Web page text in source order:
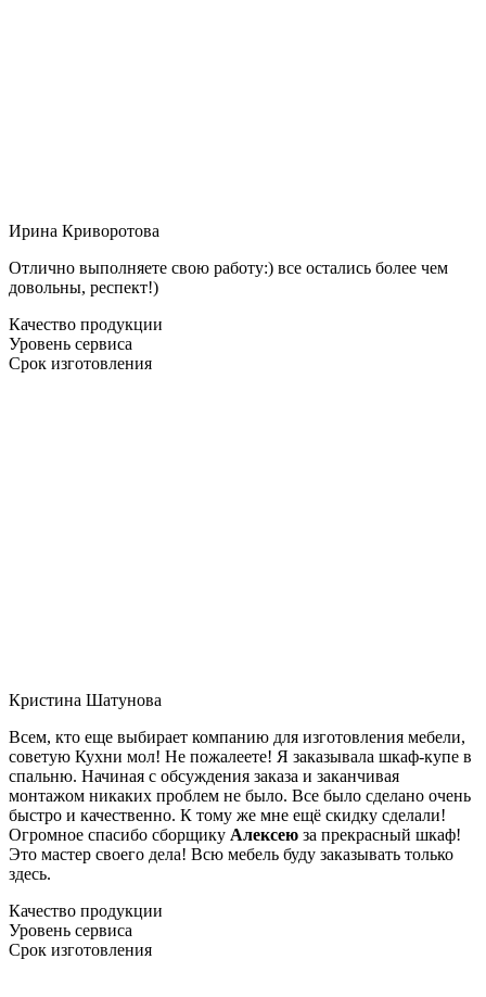
Ирина Криворотова
Отлично выполняете свою работу:) все остались более чем
довольны, респект!)
Качество продукции
Уровень сервиса
Срок изготовления
Кристина Шатунова
Всем, кто еще выбирает компанию для изготовления мебели,
советую Кухни мол! Не пожалеете! Я заказывала шкаф-купе в
спальню. Начиная с обсуждения заказа и заканчивая
монтажом никаких проблем не было. Все было сделано очень
быстро и качественно. К тому же мне ещё скидку сделали!
Огромное спасибо сборщику Алексею за прекрасный шкаф!
Это мастер своего дела! Всю мебель буду заказывать только
здесь.
Качество продукции
Уровень сервиса
Срок изготовления